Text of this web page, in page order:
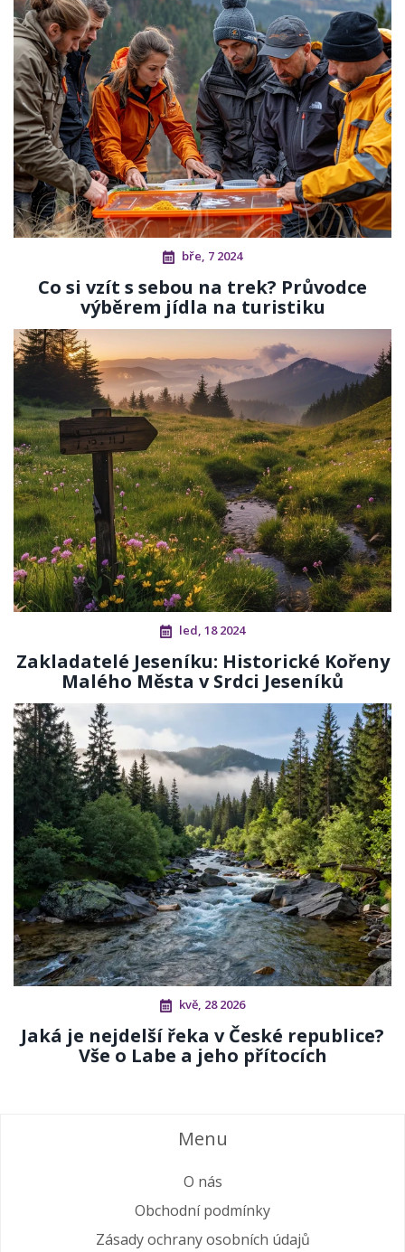
bře, 7 2024
Co si vzít s sebou na trek? Průvodce
výběrem jídla na turistiku
led, 18 2024
Zakladatelé Jeseníku: Historické Kořeny
Malého Města v Srdci Jeseníků
kvě, 28 2026
Jaká je nejdelší řeka v České republice?
Vše o Labe a jeho přítocích
Menu
O nás
Obchodní podmínky
Zásady ochrany osobních údajů